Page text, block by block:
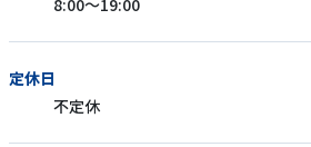
8:00～19:00
定休日
不定休